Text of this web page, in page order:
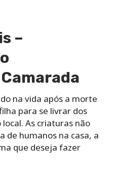
–
na vida após a morte
para se livrar dos
As criaturas não
de humanos na casa, a
que deseja fazer